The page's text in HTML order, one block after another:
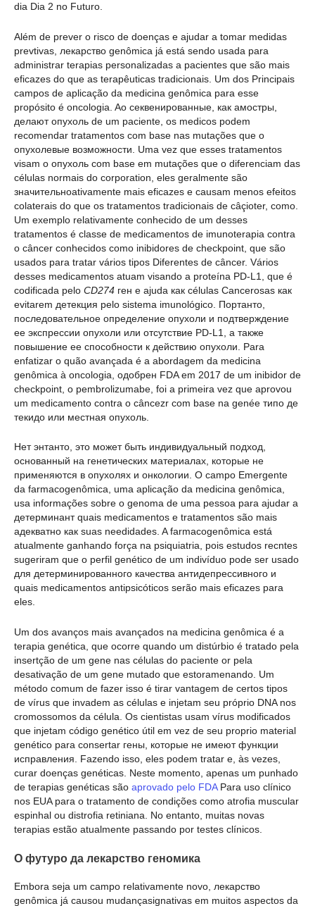
dia Dia 2 no Futuro.
Além de prever o risco de doenças e ajudar a tomar medidas
prevtivas, лекарство genômica já está sendo usada para
administrar terapias personalizadas a pacientes que são mais
eficazes do que as terapêuticas tradicionais. Um dos Principais
campos de aplicação da medicina genômica para esse
propósito é oncologia. Ao секвенированные, как амостры,
делают опухоль de um paciente, os medicos podem
recomendar tratamentos com base nas mutações que o
опухолевые возможности. Uma vez que esses tratamentos
visam o опухоль com base em mutações que o diferenciam das
células normais do corporation, eles geralmente são
значительноativamente mais eficazes e causam menos efeitos
colaterais do que os tratamentos tradicionais de câçioter, como.
Um exemplo relativamente conhecido de um desses
tratamentos é classe de medicamentos de imunoterapia contra
o câncer conhecidos como inibidores de checkpoint, que são
usados para tratar vários tipos Diferentes de câncer. Vários
desses medicamentos atuam visando a proteína PD-L1, que é
codificada pelo CD274 ген е ajuda как células Cancerosas как
evitarem детекция pelo sistema imunológico. Портанто,
последовательное определение опухоли и подтверждение
ее экспрессии опухоли или отсутствие PD-L1, а также
повышение ее способности к действию опухоли. Para
enfatizar o quão avançada é a abordagem da medicina
genômica à oncologia, одобрен FDA em 2017 de um inibidor de
checkpoint, o pembrolizumabe, foi a primeira vez que aprovou
um medicamento contra o câncezr com base na genée типо де
текидо или местная опухоль.
Нет энтанто, это может быть индивидуальный подход,
основанный на генетических материалах, которые не
применяются в опухолях и онкологии. O campo Emergente
da farmacogenômica, uma aplicação da medicina genômica,
usa informações sobre o genoma de uma pessoa para ajudar a
детерминант quais medicamentos e tratamentos são mais
адекватно как suas needidades. A farmacogenômica está
atualmente ganhando força na psiquiatria, pois estudos recntes
sugeriram que o perfil genético de um indivíduo pode ser usado
для детерминированного качества антидепрессивного и
quais medicamentos antipsicóticos serão mais eficazes para
eles.
Um dos avanços mais avançados na medicina genômica é a
terapia genética, que ocorre quando um distúrbio é tratado pela
insertção de um gene nas células do paciente or pela
desativação de um gene mutado que estoramenando. Um
método comum de fazer isso é tirar vantagem de certos tipos
de vírus que invadem as células e injetam seu próprio DNA nos
cromossomos da célula. Os cientistas usam vírus modificados
que injetam código genético útil em vez de seu proprio material
genético para consertar гены, которые не имеют функции
исправления. Fazendo isso, eles podem tratar e, às vezes,
curar doenças genéticas. Neste momento, apenas um punhado
de terapias genéticas são aprovado pelo FDAPara uso clínico
nos EUA para o tratamento de condições como atrofia muscular
espinhal ou distrofia retiniana. No entanto, muitas novas
terapias estão atualmente passando por testes clínicos.
О футуро да лекарство геномика
Embora seja um campo relativamente novo, лекарство
genômica já causou mudançasignativas em muitos aspectos da